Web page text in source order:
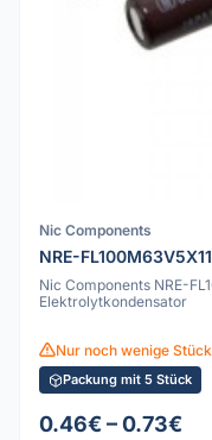
Nic Components
NRE-
Nic Components NRE-
Elektrolytkondensator
Nur noch wenige
Packung mit 5 Stück
0.46€ – 0.73€